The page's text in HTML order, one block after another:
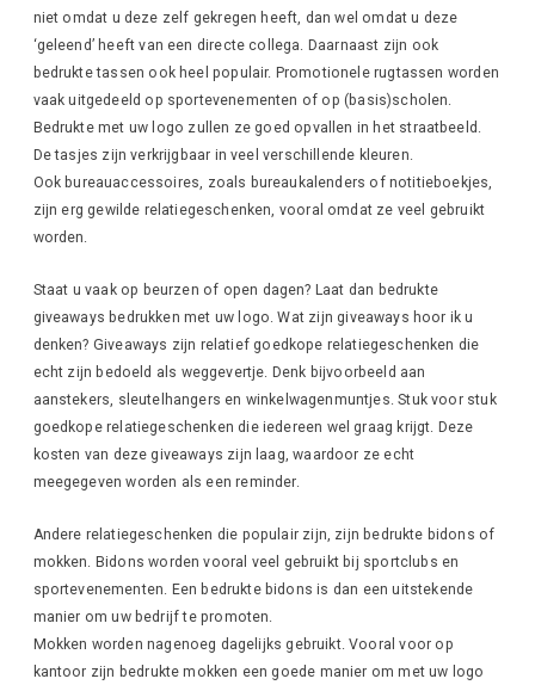
niet omdat u deze zelf gekregen heeft, dan wel omdat u deze
‘geleend’ heeft van een directe collega. Daarnaast zijn ook
bedrukte tassen ook heel populair. Promotionele rugtassen worden
vaak uitgedeeld op sportevenementen of op (basis)scholen.
Bedrukte met uw logo zullen ze goed opvallen in het straatbeeld.
De tasjes zijn verkrijgbaar in veel verschillende kleuren.
Ook bureauaccessoires, zoals bureaukalenders of notitieboekjes,
zijn erg gewilde relatiegeschenken, vooral omdat ze veel gebruikt
worden.
Staat u vaak op beurzen of open dagen? Laat dan bedrukte
giveaways bedrukken met uw logo. Wat zijn giveaways hoor ik u
denken? Giveaways zijn relatief goedkope relatiegeschenken die
echt zijn bedoeld als weggevertje. Denk bijvoorbeeld aan
aanstekers, sleutelhangers en winkelwagenmuntjes. Stuk voor stuk
goedkope relatiegeschenken die iedereen wel graag krijgt. Deze
kosten van deze giveaways zijn laag, waardoor ze echt
meegegeven worden als een reminder.
Andere relatiegeschenken die populair zijn, zijn bedrukte bidons of
mokken. Bidons worden vooral veel gebruikt bij sportclubs en
sportevenementen. Een bedrukte bidons is dan een uitstekende
manier om uw bedrijf te promoten.
Mokken worden nagenoeg dagelijks gebruikt. Vooral voor op
kantoor zijn bedrukte mokken een goede manier om met uw logo